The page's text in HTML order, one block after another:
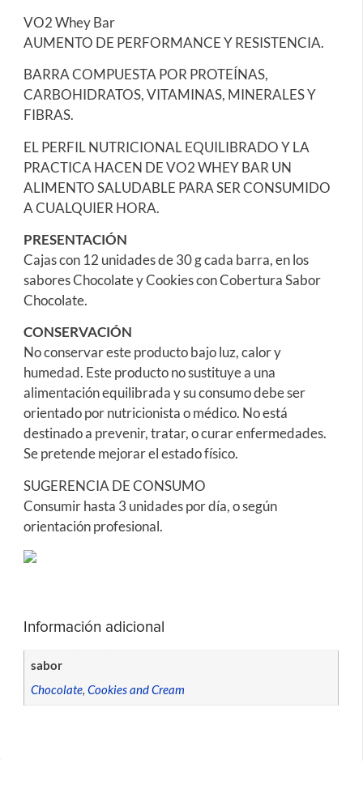
VO2 Whey Bar
AUMENTO DE PERFORMANCE Y RESISTENCIA.
BARRA COMPUESTA POR PROTEÍNAS,
CARBOHIDRATOS, VITAMINAS, MINERALES Y
FIBRAS.
EL PERFIL NUTRICIONAL EQUILIBRADO Y LA
PRACTICA HACEN DE VO2 WHEY BAR UN
ALIMENTO SALUDABLE PARA SER CONSUMIDO
A CUALQUIER HORA.
PRESENTACIÓN
Cajas con 12 unidades de 30 g cada barra, en los
sabores Chocolate y Cookies con Cobertura Sabor
Chocolate.
CONSERVACIÓN
No conservar este producto bajo luz, calor y
humedad. Este producto no sustituye a una
alimentación equilibrada y su consumo debe ser
orientado por nutricionista o médico. No está
destinado a prevenir, tratar, o curar enfermedades.
Se pretende mejorar el estado físico.
SUGERENCIA DE CONSUMO
Consumir hasta 3 unidades por día, o según
orientación profesional.
Información adicional
sabor
Chocolate, Cookies and Cream